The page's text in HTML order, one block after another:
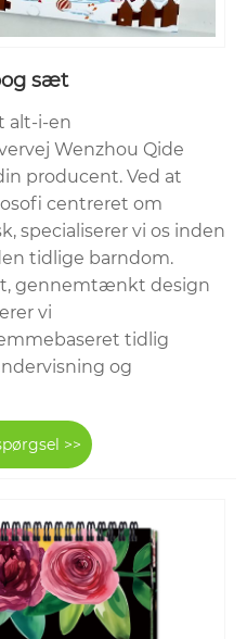
sæt
alt-i-en
Wenzhou Qide
producent. Ved at
centreret om
specialiserer vi os inden
tidlige barndom.
gennemtænkt design
vi
tidlig
og
>>